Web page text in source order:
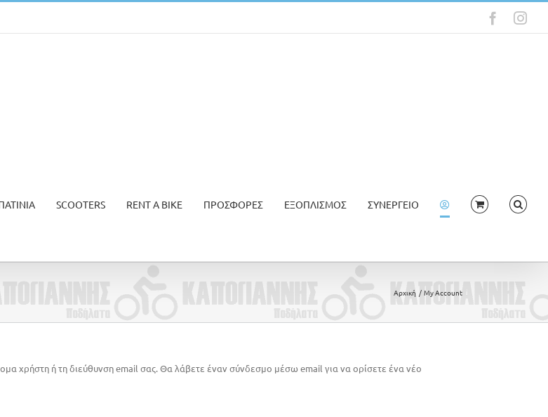
SCOOTERS RENT A BIKE ΠΡΟΣΦΟΡΕΣ ΕΞΟΠΛΙΣΜΟΣ ΣΥΝΕΡΓΕΙΟ
Αρχική My Account
χρήστη ή τη διεύθυνση email σας. Θα λάβετε έναν σύνδεσμο μέσω email για να ορίσετε ένα νέο